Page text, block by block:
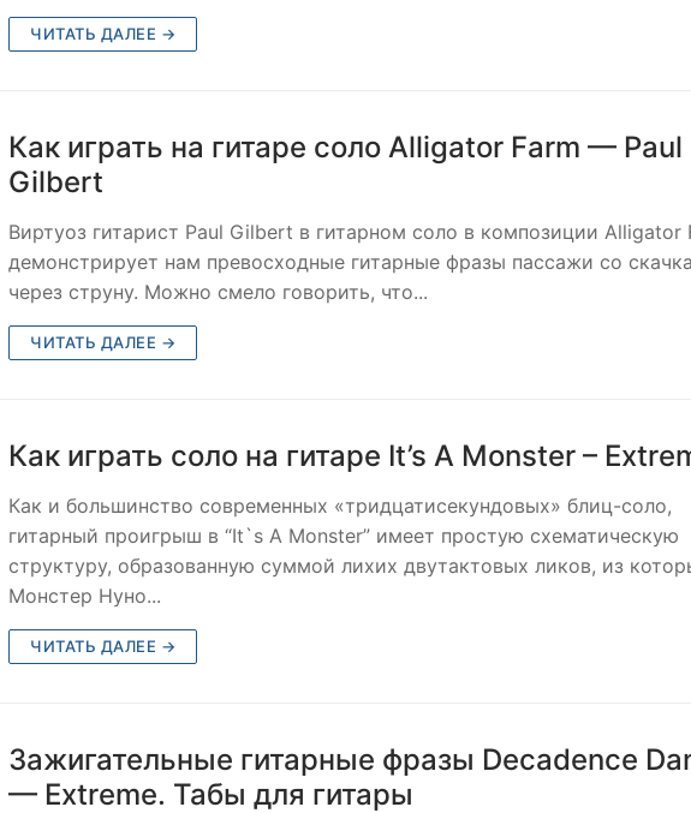
Виртуозы гитаристы
ЧИТАТЬ ДАЛЕЕ →
Как играть на гитаре соло Alligator Farm — Paul
Gilbert
Виртуоз гитарист Paul Gilbert в гитарном соло в композиции Alligator
демонстрирует нам превосходные гитарные фразы пассажи со
через струну. Можно смело говорить, что...
ЧИТАТЬ ДАЛЕЕ →
Как играть соло на гитаре It’s A Monster –
Как и большинство современных «тридцатисекундовых» блиц-соло,
гитарный проигрыш в “It`s A Monster” имеет простую схематическую
структуру, образованную суммой лихих двутактовых ликов, из
Монстер Нуно...
ЧИТАТЬ ДАЛЕЕ →
Зажигательные гитарные фразы Decadence
— Extreme. Табы для гитары